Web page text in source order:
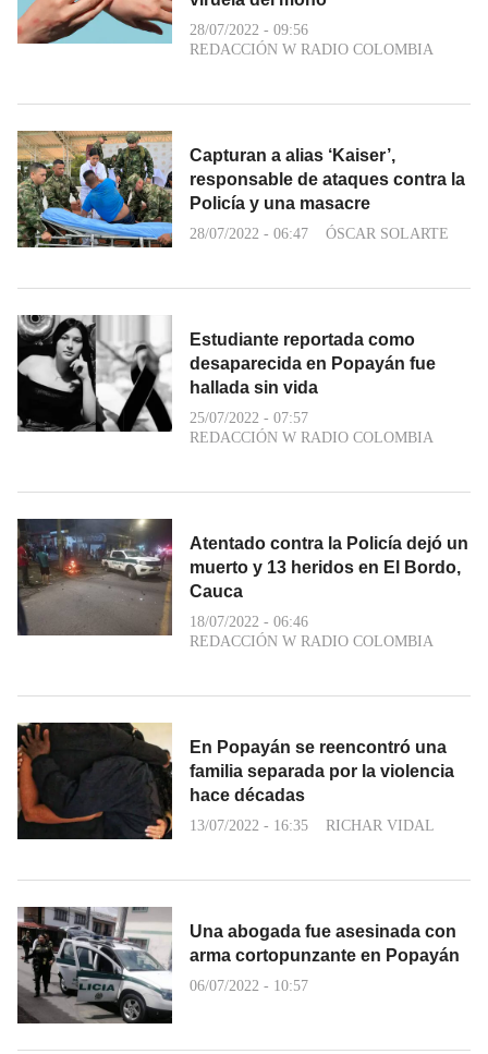
28/07/2022 - 09:56
REDACCIÓN W RADIO COLOMBIA
Capturan a alias ‘Kaiser’,
responsable de ataques contra la
Policía y una masacre
28/07/2022 - 06:47 ÓSCAR SOLARTE
Estudiante reportada como
desaparecida en Popayán fue
hallada sin vida
25/07/2022 - 07:57
REDACCIÓN W RADIO COLOMBIA
Atentado contra la Policía dejó un
muerto y 13 heridos en El Bordo,
Cauca
18/07/2022 - 06:46
REDACCIÓN W RADIO COLOMBIA
En Popayán se reencontró una
familia separada por la violencia
hace décadas
13/07/2022 - 16:35 RICHAR VIDAL
Una abogada fue asesinada con
arma cortopunzante en Popayán
06/07/2022 - 10:57